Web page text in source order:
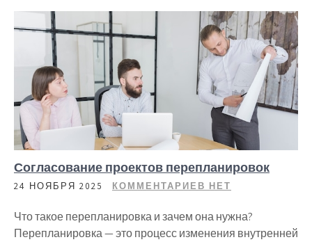
Согласование проектов перепланировок
24 НОЯБРЯ 2025 КОММЕНТАРИЕВ НЕТ
Что такое перепланировка и зачем она нужна?
Перепланировка — это процесс изменения внутренней